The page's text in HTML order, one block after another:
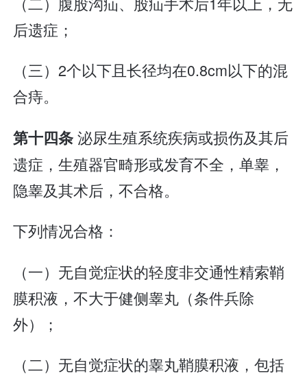
后遗症；
（三）2个以下且长径均在0.8cm以下的混
合痔。
第十四条泌尿生殖系统疾病或损伤及其后
遗症，生殖器官畸形或发育不全，单睾，
隐睾及其术后，不合格。
下列情况合格：
（一）无自觉症状的轻度非交通性精索鞘
膜积液，不大于健侧睾丸（条件兵除
外）；
（二）无自觉症状的睾丸鞘膜积液，包括